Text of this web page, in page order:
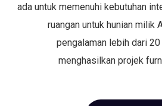
ada untuk memenuhi kebutuhan
ruangan untuk hunian milik
pengalaman lebih dari
menghasilkan projek